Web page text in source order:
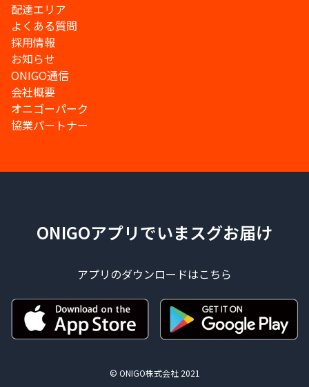
配達エリア
よくある質問
採用情報
お知らせ
ONIGO通信
会社概要
オニゴーパーク
協業パートナー
ONIGOアプリでいまスグお届け
アプリのダウンロードはこちら
© ONIGO株式会社 2021